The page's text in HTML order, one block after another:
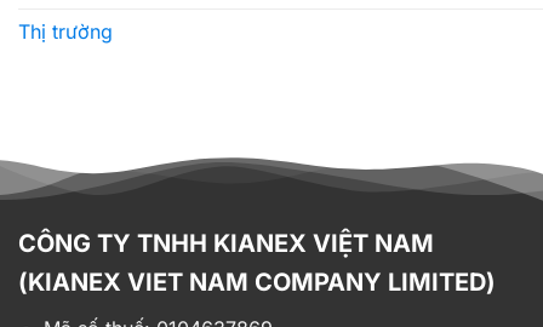
Thị trường
CÔNG TY TNHH KIANEX VIỆT NAM
(KIANEX VIET NAM COMPANY LIMITED)